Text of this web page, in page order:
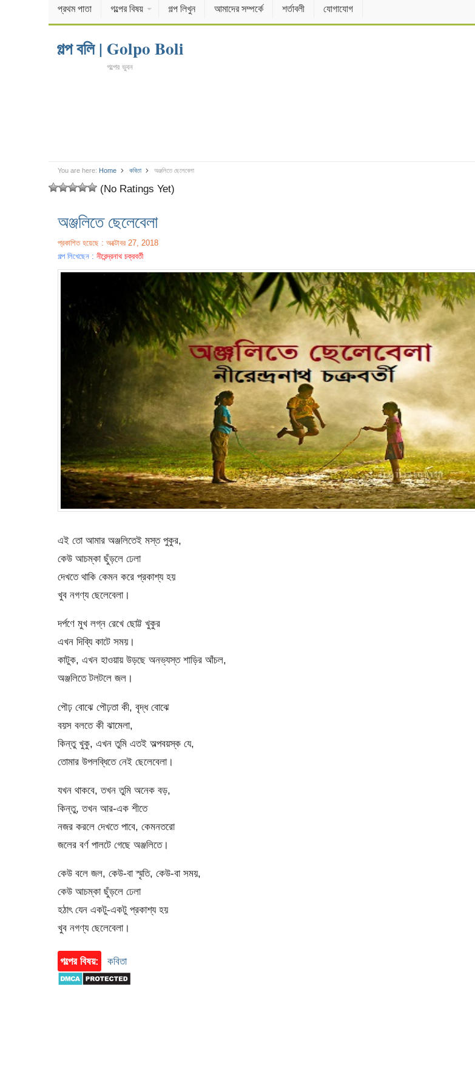
প্রথম পাতা গল্পের বিষয় গল্প লিখুন আমাদের সম্পর্কে শর্তাবলী যোগাযোগ
গল্প বলি | Golpo Boli
গল্পের ভুবন
You are here: Home কবিতা অঞ্জলিতে ছেলেবেলা
(No Ratings Yet)
অঞ্জলিতে ছেলেবেলা
প্রকাশিত হয়েছে : অক্টোবর 27, 2018
গল্প লিখেছেন : নীরেন্দ্রনাথ চক্রবর্তী
এই তো আমার অঞ্জলিতেই মস্ত পুকুর,
কেউ আচম্‌কা ছুঁড়লে ঢেলা
দেখতে থাকি কেমন করে প্রকাশ্য হয়
খুব নগণ্য ছেলেবেলা।
দর্পণে মুখ লগ্ন রেখে ছোট্ট খুকুর
এখন দিব্যি কাটে সময়।
কাটুক, এখন হাওয়ায় উড়ছে অনভ্যস্ত শাড়ির আঁচল,
অঞ্জলিতে টলটলে জল।
পৌঢ় বোঝে পৌঢ়তা কী, বৃদ্ধ বোঝে
বয়স বলতে কী ঝামেলা,
কিন্তু খুকু, এখন তুমি এতই অল্পবয়স্ক যে,
তোমার উপলব্ধিতে নেই ছেলেবেলা।
যখন থাকবে, তখন তুমি অনেক বড়,
কিন্তু, তখন আর-এক শীতে
নজর করলে দেখতে পাবে, কেমনতরো
জলের বর্ণ পালটে গেছে অঞ্জলিতে।
কেউ বলে জল, কেউ-বা স্মৃতি, কেউ-বা সময়,
কেউ আচম্‌কা ছুঁড়লে ঢেলা
হঠাৎ যেন একটু-একটু প্রকাশ্য হয়
খুব নগণ্য ছেলেবেলা।
গল্পের বিষয়: কবিতা